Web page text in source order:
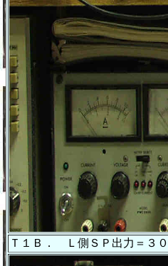
Ｔ１Ｂ． Ｌ側ＳＰ出力＝３